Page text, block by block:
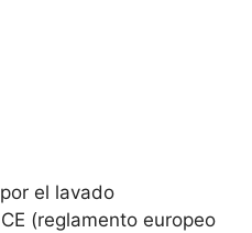
el lavado
(reglamento europeo